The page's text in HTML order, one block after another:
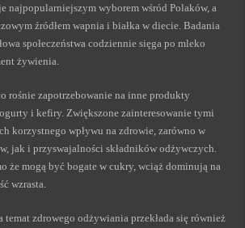
najpopularniejszym wyborem wśród Polaków, a
źródłem wapnia i białka w diecie. Badania
społeczeństwa codziennie sięga po mleko
żywienia.
rośnie zapotrzebowanie na inne produkty
i kefiry. Zwiększone zainteresowanie tymi
korzystnego wpływu na zdrowie, zarówno w
jak i przyswajalności składników odżywczych.
że mogą być bogate w cukry, wciąż dominują na
wzrasta.
temat zdrowego odżywiania przekłada się również